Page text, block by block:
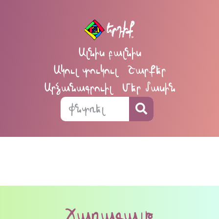
Ալնիս բալնիս
Ակուլ տուկուլ
Շարքեր
Արձանագրուիլ
Մեր մասին